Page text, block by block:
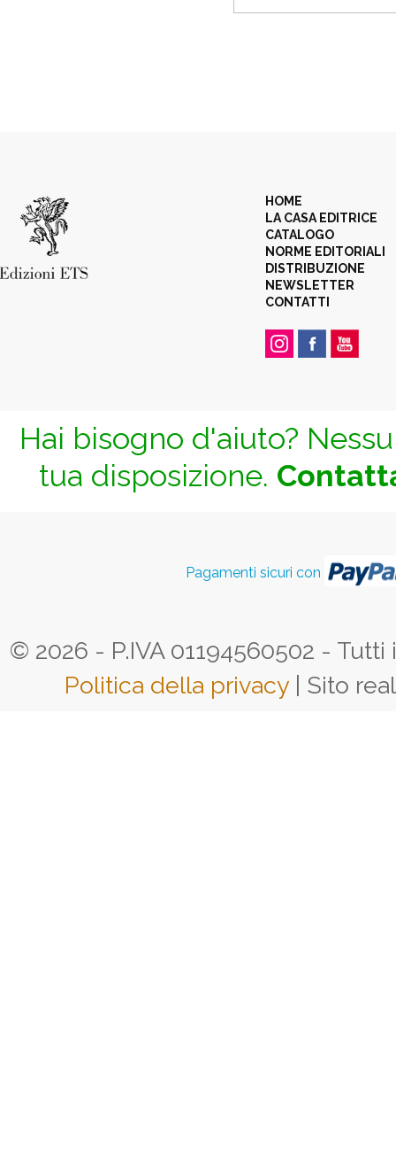
HOME
LA CASA EDITRICE
CATALOGO
NORME EDITORIALI
DISTRIBUZIONE
NEWSLETTER
CONTATTI
Hai bisogno d'aiuto?
tua disposizione.
Pagamenti sicuri con
© 2026 - P.IVA 01194560502 -
Politica della privacy | Sito